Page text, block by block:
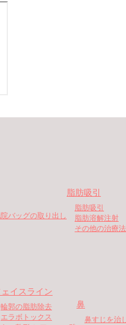
バッグの取り出し
脂肪吸引
脂肪吸引
脂肪溶解注射
その他の治療
ェイスライン
輪郭の脂肪除去
エラボトックス
鼻
鼻すじを治